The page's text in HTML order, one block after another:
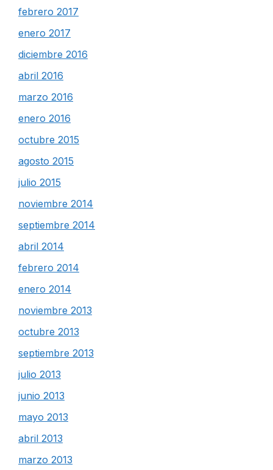
febrero 2017
enero 2017
diciembre 2016
abril 2016
marzo 2016
enero 2016
octubre 2015
agosto 2015
julio 2015
noviembre 2014
septiembre 2014
abril 2014
febrero 2014
enero 2014
noviembre 2013
octubre 2013
septiembre 2013
julio 2013
junio 2013
mayo 2013
abril 2013
marzo 2013